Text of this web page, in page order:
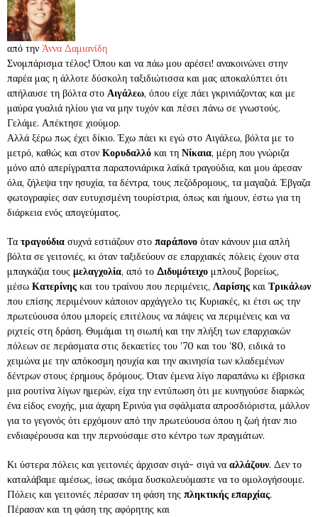
από την Άννα Δαμιανίδη
Σνομπάρισμα τέλος! Όπου και να πάω μου αρέσει! ανακοινώνει στην
παρέα μας η άλλοτε δύσκολη ταξιδιώτισσα και μας αποκαλύπτει ότι
απήλαυσε τη βόλτα στο Αιγάλεω, όπου είχε πάει γκρινιάζοντας και με
μαύρα γυαλιά ηλίου για να μην τυχόν και πέσει πάνω σε γνωστούς.
Γελάμε. Απέκτησε χιούμορ.
Αλλά ξέρω πως έχει δίκιο. Έχω πάει κι εγώ στο Αιγάλεω, βόλτα με το
μετρό, καθώς και στον Κορυδαλλό και τη Νίκαια, μέρη που γνώριζα
μόνο από απερίγραπτα παραπονιάρικα λαϊκά τραγούδια, και μου άρεσαν
όλα, ζήλεψα την ησυχία, τα δέντρα, τους πεζόδρομους, τα μαγαζιά. Έβγαζα
φωτογραφίες σαν ευτυχισμένη τουρίστρια, όπως και ήμουν, έστω για τη
διάρκεια ενός απογεύματος.
Τα τραγούδια συχνά εστιάζουν στο παράπονο όταν κάνουν μια απλή
βόλτα σε γειτονιές, κι όταν ταξιδεύουν σε επαρχιακές πόλεις έχουν στα
μπαγκάζια τους μελαγχολία, από το Διδυμότειχο μπλουζ βορείως,
μέσω Κατερίνης και του τραίνου που περιμένεις, Λαρίσης και Τρικάλων
που επίσης περιμένουν κάποιον αρχάγγελο τις Κυριακές, κι έτσι ως την
πρωτεύουσα όπου μπορείς επιτέλους να πάψεις να περιμένεις και να
ριχτείς στη δράση. Θυμάμαι τη σιωπή και την πλήξη των επαρχιακών
πόλεων σε περάσματα στις δεκαετίες του ’70 και του ’80, ειδικά το
χειμώνα με την απόκοσμη ησυχία και την ακινησία των κλαδεμένων
δέντρων στους έρημους δρόμους. Όταν έμενα λίγο παραπάνω κι έβρισκα
μια ρουτίνα λίγων ημερών, είχα την εντύπωση ότι με κυνηγούσε διαρκώς
ένα είδος ενοχής, μια άχαρη Ερινύα για σφάλματα απροσδιόριστα, μάλλον
για το γεγονός ότι ερχόμουν από την πρωτεύουσα όπου η ζωή ήταν πιο
ενδιαφέρουσα και την περνούσαμε στο κέντρο των πραγμάτων.
Κι ύστερα πόλεις και γειτονιές άρχισαν σιγά- σιγά να αλλάζουν. Δεν το
καταλάβαμε αμέσως, ίσως ακόμα δυσκολευόμαστε να το ομολογήσουμε.
Πόλεις και γειτονιές πέρασαν τη φάση της πληκτικής επαρχίας.
Πέρασαν και τη φάση της αφόρητης και